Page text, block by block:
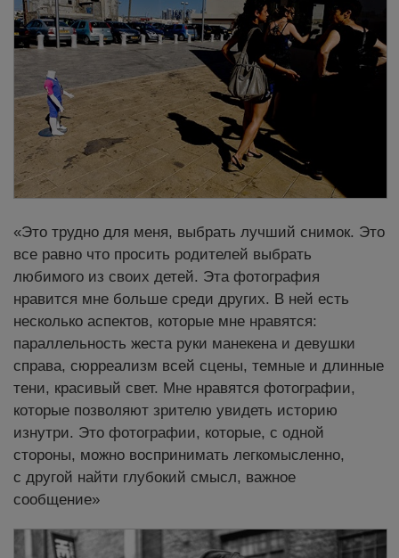
«Это трудно для меня, выбрать лучший снимок. Это
все равно что просить родителей выбрать
любимого из своих детей. Эта фотография
нравится мне больше среди других. В ней есть
несколько аспектов, которые мне нравятся:
параллельность жеста руки манекена и девушки
справа, сюрреализм всей сцены, темные и длинные
тени, красивый свет. Мне нравятся фотографии,
которые позволяют зрителю увидеть историю
изнутри. Это фотографии, которые, с одной
стороны, можно воспринимать легкомысленно,
с другой найти глубокий смысл, важное
сообщение»